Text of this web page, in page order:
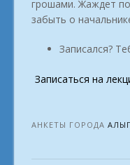
грошами. Жаждет
забыть о
Записался?
Записаться на
АНКЕТЫ ГОРОДА